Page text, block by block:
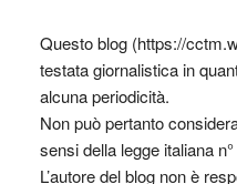
Questo blog (https://
testata giornalistica in
alcuna periodicità.
Non può pertanto
sensi della legge italiana
L’autore del blog non è